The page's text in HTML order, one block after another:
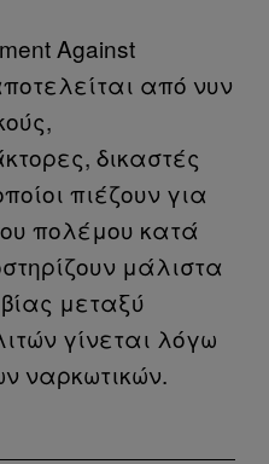
Against
από νυν
δικαστές
πιέζουν για
πολέμου κατά
μάλιστα
μεταξύ
γίνεται λόγω
ναρκωτικών.